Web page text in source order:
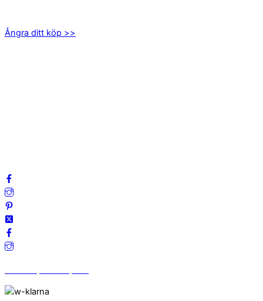
Ångra ditt köp >>